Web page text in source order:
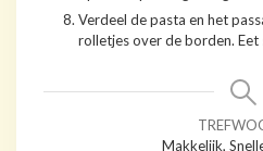
Verdeel de pasta en het
rolletjes over de borden. Eet
Makkelijk,